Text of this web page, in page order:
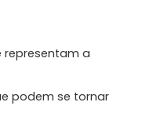
representam a
podem se tornar